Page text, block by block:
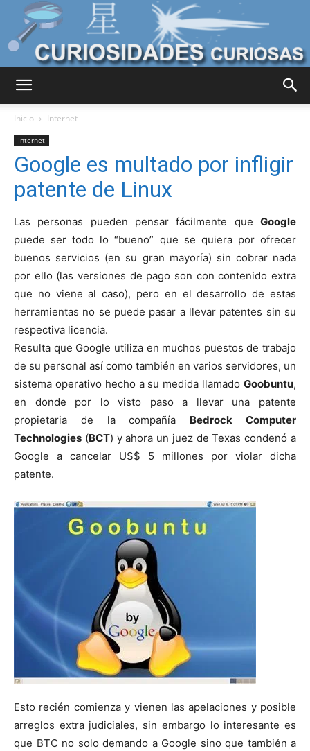
Curiosas
del
Mundo
Inicio Internet
Internet
Google es multado por infligir
patente de Linux
Las personas pueden pensar fácilmente que Google
puede ser todo lo “bueno” que se quiera por ofrecer
buenos servicios (en su gran mayoría) sin cobrar nada
por ello (las versiones de pago son con contenido extra
que no viene al caso), pero en el desarrollo de estas
herramientas no se puede pasar a llevar patentes sin su
respectiva licencia.
Resulta que Google utiliza en muchos puestos de trabajo
de su personal así como también en varios servidores, un
sistema operativo hecho a su medida llamado Goobuntu,
en donde por lo visto paso a llevar una patente
propietaria de la compañía Bedrock Computer
Technologies (BCT) y ahora un juez de Texas condenó a
Google a cancelar US$ 5 millones por violar dicha
patente.
Esto recién comienza y vienen las apelaciones y posible
arreglos extra judiciales, sin embargo lo interesante es
que BTC no solo demando a Google sino que también a